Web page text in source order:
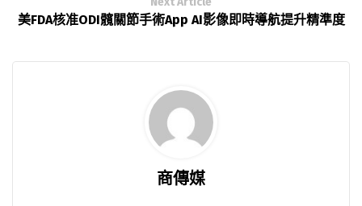
美FDA核准ODI髖關節手術App AI影像即時導航提升精準度
商傳媒